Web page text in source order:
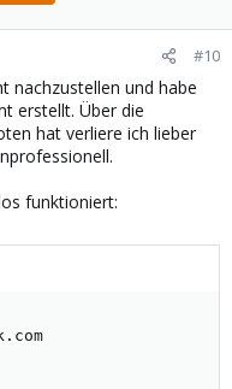
#10
nachzustellen und habe
erstellt. Über die
hat verliere ich lieber
funktioniert: